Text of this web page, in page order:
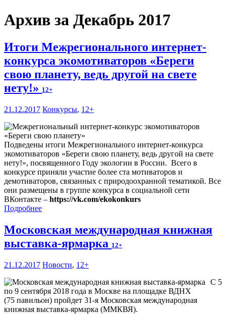
Архив за Декабрь 2017
Итоги Межрегионального интернет-
конкурса экомотиваторов «Береги
свою планету, ведь другой на свете
нету!» 12+
21.12.2017 Конкурсы, 12+
Подведены итоги Межрегионального интернет-конкурса
экомотиваторов «Береги свою планету, ведь другой на свете
нету!», посвященного Году экологии в России. Всего в
конкурсе приняли участие более ста мотиваторов и
демотиваторов, связанных с природоохранной тематикой. Все
они размещены в группе конкурса в социальной сети
ВКонтакте – https://vk.com/ekokonkurs
Подробнее
Московская международная книжная
выставка-ярмарка 12+
21.12.2017 Новости, 12+
С 5
по 9 сентября 2018 года в Москве на площадке ВДНХ
(75 павильон) пройдет 31-я Московская международная
книжная выставка-ярмарка (ММКВЯ).